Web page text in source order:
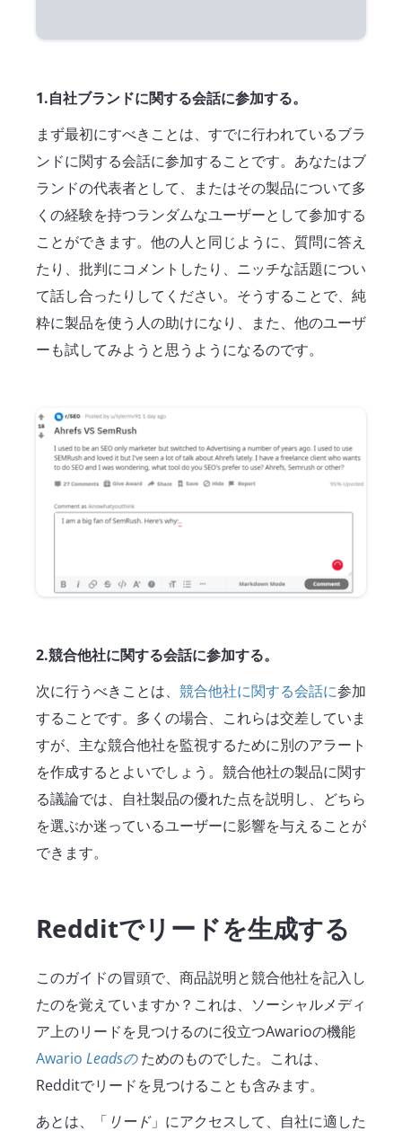
1.自社ブランドに関する会話に参加する。
まず最初にすべきことは、すでに行われているブラ
ンドに関する会話に参加することです。あなたはブ
ランドの代表者として、またはその製品について多
くの経験を持つランダムなユーザーとして参加する
ことができます。他の人と同じように、質問に答え
たり、批判にコメントしたり、ニッチな話題につい
て話し合ったりしてください。そうすることで、純
粋に製品を使う人の助けになり、また、他のユーザ
ーも試してみようと思うようになるのです。
2.競合他社に関する会話に参加する。
次に行うべきことは、 競合他社に関する会話に参加
することです。多くの場合、これらは交差していま
すが、主な競合他社を監視するために別のアラート
を作成するとよいでしょう。競合他社の製品に関す
る議論では、自社製品の優れた点を説明し、どちら
を選ぶか迷っているユーザーに影響を与えることが
できます。
Redditでリードを生成する
このガイドの冒頭で、商品説明と競合他社を記入し
たのを覚えていますか？これは、ソーシャルメディ
ア上のリードを見つけるのに役立つAwarioの機能
Awario Leadsの ためのものでした。これは、
Redditでリードを見つけることも含みます。
あとは、「 リード」にアクセスして、自社に適した